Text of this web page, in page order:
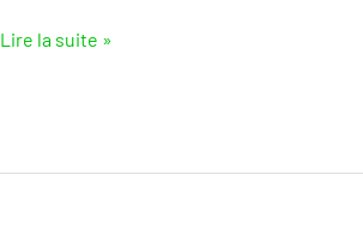
Lire la suite »